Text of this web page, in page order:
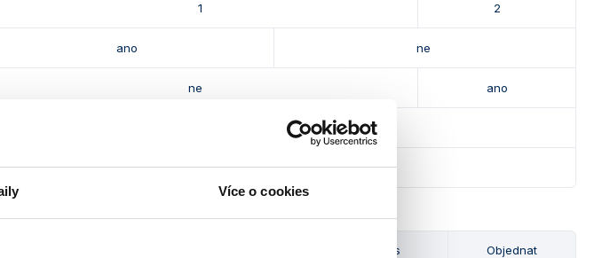
Více o cookies
1 2
ano ne
ne ano
230
naleznete níže v katalogových listech ke stažení.
Cena / ks Objednat